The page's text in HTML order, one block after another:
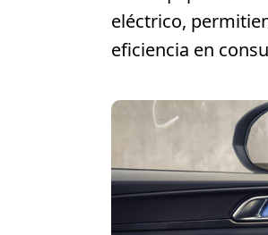
eléctrico,
eficiencia en